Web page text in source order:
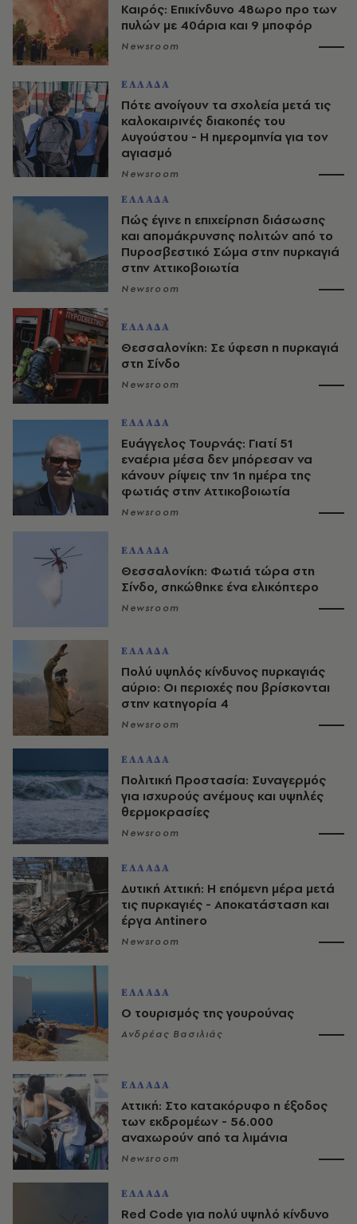
Καιρός: Επικίνδυνο 48ωρο προ των
πυλών με 40άρια και 9 μποφόρ
Newsroom
ΕΛΛΑΔΑ
Πότε ανοίγουν τα σχολεία μετά τις
καλοκαιρινές διακοπές του
Αυγούστου - Η ημερομηνία για τον
αγιασμό
Newsroom
ΕΛΛΑΔΑ
Πώς έγινε η επιχείρηση διάσωσης
και απομάκρυνσης πολιτών από το
Πυροσβεστικό Σώμα στην πυρκαγιά
στην Αττικοβοιωτία
Newsroom
ΕΛΛΑΔΑ
Θεσσαλονίκη: Σε ύφεση η πυρκαγιά
στη Σίνδο
Newsroom
ΕΛΛΑΔΑ
Ευάγγελος Τουρνάς: Γιατί 51
εναέρια μέσα δεν μπόρεσαν να
κάνουν ρίψεις την 1η ημέρα της
φωτιάς στην Αττικοβοιωτία
Newsroom
ΕΛΛΑΔΑ
Θεσσαλονίκη: Φωτιά τώρα στη
Σίνδο, σηκώθηκε ένα ελικόπτερο
Newsroom
ΕΛΛΑΔΑ
Πολύ υψηλός κίνδυνος πυρκαγιάς
αύριο: Οι περιοχές που βρίσκονται
στην κατηγορία 4
Newsroom
ΕΛΛΑΔΑ
Πολιτική Προστασία: Συναγερμός
για ισχυρούς ανέμους και υψηλές
θερμοκρασίες
Newsroom
ΕΛΛΑΔΑ
Δυτική Αττική: Η επόμενη μέρα μετά
τις πυρκαγιές - Αποκατάσταση και
έργα Antinero
Newsroom
ΕΛΛΑΔΑ
Ο τουρισμός της γουρούνας
Ανδρέας Βασιλιάς
ΕΛΛΑΔΑ
Αττική: Στο κατακόρυφο η έξοδος
των εκδρομέων - 56.000
αναχωρούν από τα λιμάνια
Newsroom
ΕΛΛΑΔΑ
Red Code για πολύ υψηλό κίνδυνο